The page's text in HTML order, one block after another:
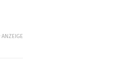
ANZEIGE